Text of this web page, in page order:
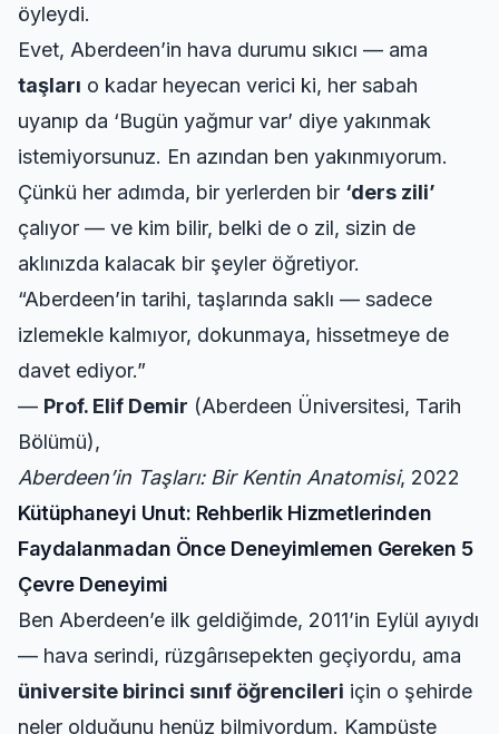
öyleydi.
Evet, Aberdeen’in hava durumu sıkıcı — ama
taşları o kadar heyecan verici ki, her sabah
uyanıp da ‘Bugün yağmur var’ diye yakınmak
istemiyorsunuz. En azından ben yakınmıyorum.
Çünkü her adımda, bir yerlerden bir ‘ders zili’
çalıyor — ve kim bilir, belki de o zil, sizin de
aklınızda kalacak bir şeyler öğretiyor.
“Aberdeen’in tarihi, taşlarında saklı — sadece
izlemekle kalmıyor, dokunmaya, hissetmeye de
davet ediyor.”
— Prof. Elif Demir (Aberdeen Üniversitesi, Tarih
Bölümü),
Aberdeen’in Taşları: Bir Kentin Anatomisi, 2022
Kütüphaneyi Unut: Rehberlik Hizmetlerinden
Faydalanmadan Önce Deneyimlemen Gereken 5
Çevre Deneyimi
Ben Aberdeen’e ilk geldiğimde, 2011’in Eylül ayıydı
— hava serindi, rüzgârısepekten geçiyordu, ama
üniversite birinci sınıf öğrencileri için o şehirde
neler olduğunu henüz bilmiyordum. Kampüste